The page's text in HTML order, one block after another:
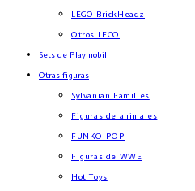
LEGO BrickHeadz
Otros LEGO
Sets de Playmobil
Otras figuras
Sylvanian Families
Figuras de animales
FUNKO POP
Figuras de WWE
Hot Toys